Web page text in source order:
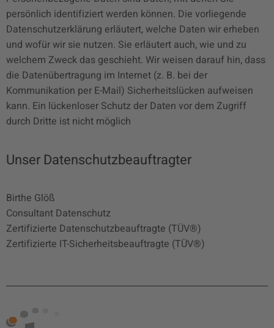
persönlich identifiziert werden können. Die vorliegende
Datenschutzerklärung erläutert, welche Daten wir erheben
und wofür wir sie nutzen. Sie erläutert auch, wie und zu
welchem Zweck das geschieht. Wir weisen darauf hin, dass
die Datenübertragung im Internet (z. B. bei der
Kommunikation per E-Mail) Sicherheitslücken aufweisen
kann. Ein lückenloser Schutz der Daten vor dem Zugriff
durch Dritte ist nicht möglich
Unser Datenschutzbeauftragter
Birthe Glöß
Consultant Datenschutz
Zertifizierte Datenschutzbeauftragte (TÜV®)
Zertifizierte IT-Sicherheitsbeauftragte (TÜV®)